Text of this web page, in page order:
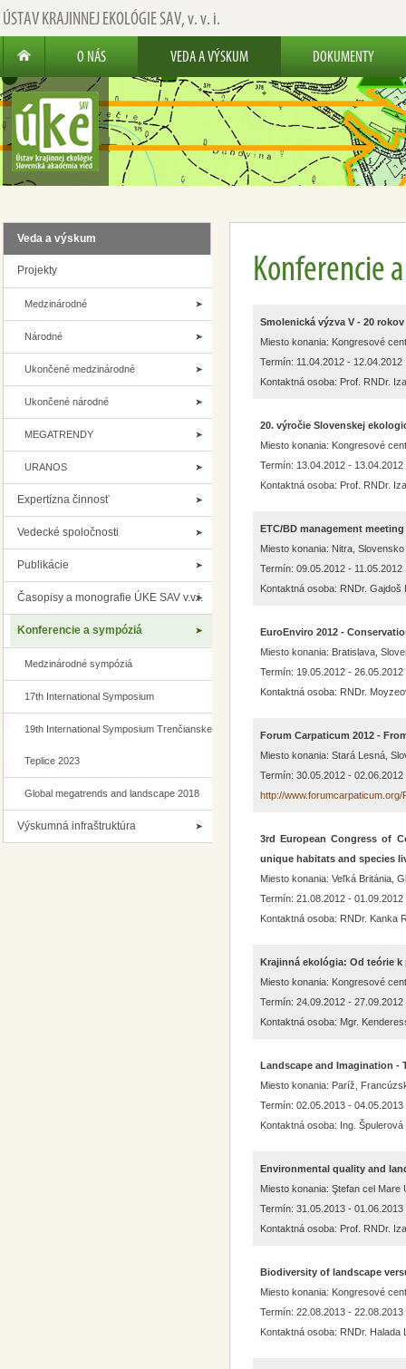
ÚSTAV KRAJINNEJ EKOLÓGIE SAV,v. v. i.
O NÁS VEDA A VÝSKUM DOKUMENTY
Veda a výskum
Projekty
Medzinárodné
Národné
Ukončené medzinárodné
Ukončené národné
MEGATRENDY
URANOS
Expertízna činnosť
Vedecké spoločnosti
Publikácie
Časopisy a monografie ÚKE SAV v.v.i.
Konferencie a sympóziá
Medzinárodné sympóziá
17th International Symposium
19th International Symposium Trenčianske
Teplice 2023
Global megatrends and landscape 2018
Výskumná infraštruktúra
Konferencie
Smolenická výzva V - 20
Miesto konania: Kongresové
Termín: 11.04.2012 - 12.04.2012
Kontaktná osoba: Prof. RNDr.
20. výročie Slovenskej
Miesto konania: Kongresové
Termín: 13.04.2012 - 13.04.2012
Kontaktná osoba: Prof. RNDr.
ETC/BD management meeting
Miesto konania: Nitra, Slovensko
Termín: 09.05.2012 - 11.05.2012
Kontaktná osoba: RNDr. Gajdoš
EuroEnviro 2012 -
Miesto konania: Bratislava,
Termín: 19.05.2012 - 26.05.2012
Kontaktná osoba: RNDr.
Forum Carpaticum 2012 -
Miesto konania: Stará Lesná,
Termín: 30.05.2012 - 02.06.2012
http://
3rd European Congress of
unique habitats and species
Miesto konania: Veľká Británia,
Termín: 21.08.2012 - 01.09.2012
Kontaktná osoba: RNDr. Kanka
Krajinná ekológia: Od teórie
Miesto konania: Kongresové
Termín: 24.09.2012 - 27.09.2012
Kontaktná osoba: Mgr.
Landscape and Imagination -
Miesto konania: Paríž,
Termín: 02.05.2013 - 04.05.2013
Kontaktná osoba: Ing.
Environmental quality and
Miesto konania: Ştefan cel
Termín: 31.05.2013 - 01.06.2013
Kontaktná osoba: Prof. RNDr.
Biodiversity of landscape
Miesto konania: Kongresové
Termín: 22.08.2013 - 22.08.2013
Kontaktná osoba: RNDr. Halada